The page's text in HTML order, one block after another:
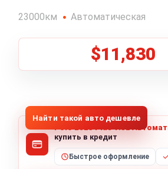
23000км Автоматическая
$11,830
Найти такой авто дешевле
Polo 2023 Plus 1.5L
купить в кредит
Быстрое оформление